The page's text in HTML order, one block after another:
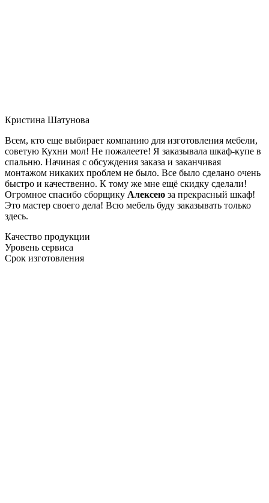
Кристина Шатунова
Всем, кто еще выбирает компанию для изготовления мебели,
советую Кухни мол! Не пожалеете! Я заказывала шкаф-купе в
спальню. Начиная с обсуждения заказа и заканчивая
монтажом никаких проблем не было. Все было сделано очень
быстро и качественно. К тому же мне ещё скидку сделали!
Огромное спасибо сборщику Алексею за прекрасный шкаф!
Это мастер своего дела! Всю мебель буду заказывать только
здесь.
Качество продукции
Уровень сервиса
Срок изготовления